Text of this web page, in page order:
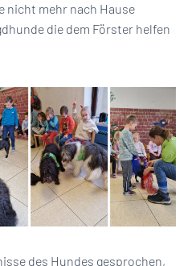
nicht mehr nach Hause
die dem Förster helfen
des Hundes gesprochen,